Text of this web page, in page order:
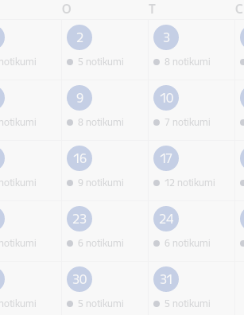
O T C
2
5 notikumi
3
8 notikumi
9
8 notikumi
10
7 notikumi
16
9 notikumi
17
12 notikumi
23
6 notikumi
24
6 notikumi
30
5 notikumi
31
5 notikumi